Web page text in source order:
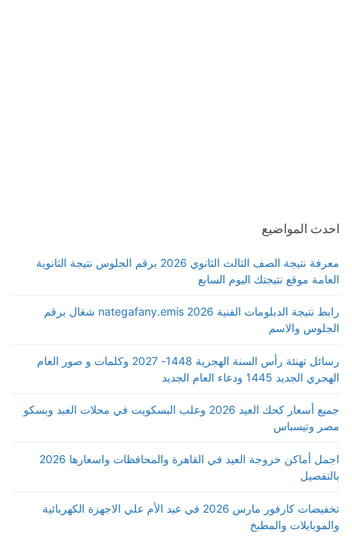
احدث المواضيع
معرفة نتيجة الصف الثالث الثانوي 2026 برقم الجلوس نتيجة الثانوية
العامة موقع نتيجتك اليوم السابع
رابط نتيجة الدبلومات الفنية 2026 nategafany.emis شغال برقم
الجلوس والاسم
رسائل تهنئة رأس السنة الهجرية 1448- 2027 وكلمات و صور العام
الهجري الجديد 1445 ودعاء العام الجديد
جميع أسعار كحك العيد 2026 وعلب البسكويت في محلات العبد وبسكو
مصر وتيسباس
اجمل أماكن خروجة العيد في القاهرة والمحافظات واسعارها 2026
بالتفصيل
تخفيضات كارفور مارس 2026 في عيد الأم علي الاجهزة الكهربائية
والموبايلات والمطبخ